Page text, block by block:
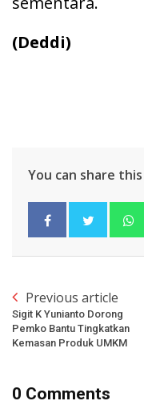
(Deddi)
You can share
Previous article
Sigit K Yunianto Dorong
Pemko Bantu Tingkatkan
Kemasan Produk UMKM
0 Comments